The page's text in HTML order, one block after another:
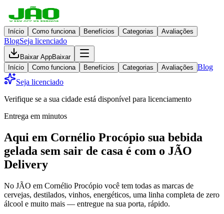
Início Como funciona Benefícios Categorias Avaliações
BlogSeja licenciado
Baixar AppBaixar
Início
Como funciona Benefícios Categorias Avaliações Blog
Seja licenciado
Verifique se a sua cidade está disponível para licenciamento
Entrega em minutos
Aqui em Cornélio Procópio sua bebida
gelada sem sair de casa é com o JÃO
Delivery
No JÃO em Cornélio Procópio você tem todas as marcas de
cervejas, destilados, vinhos, energéticos, uma linha completa de zero
álcool e muito mais — entregue na sua porta, rápido.